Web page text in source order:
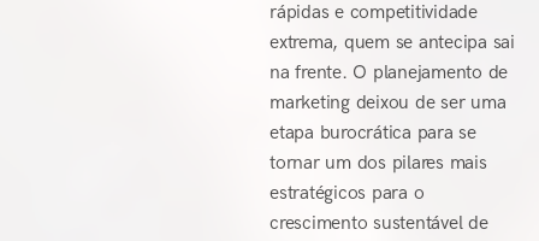
rápidas e competitividade
extrema, quem se antecipa sai
na frente. O planejamento de
marketing deixou de ser uma
etapa burocrática para se
tornar um dos pilares mais
estratégicos para o
crescimento sustentável de